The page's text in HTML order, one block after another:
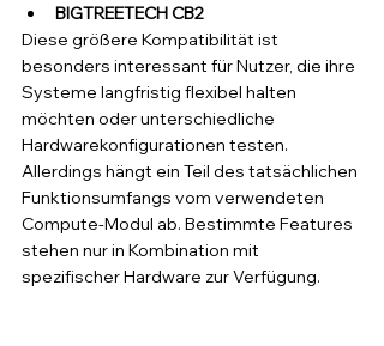
BIGTREETECH CB2
Diese größere Kompatibilität ist
besonders interessant für Nutzer, die ihre
Systeme langfristig flexibel halten
möchten oder unterschiedliche
Hardwarekonfigurationen testen.
Allerdings hängt ein Teil des tatsächlichen
Funktionsumfangs vom verwendeten
Compute-Modul ab. Bestimmte Features
stehen nur in Kombination mit
spezifischer Hardware zur Verfügung.